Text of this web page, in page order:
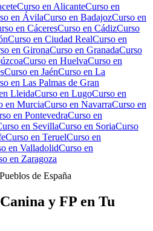
Curso en AlicanteCurso en
en ÁvilaCurso en BadajozCurso en
en CáceresCurso en CádizCurso
Curso en Ciudad RealCurso en
en GironaCurso en GranadaCurso
Curso en HuelvaCurso en
Curso en JaénCurso en La
en Las Palmas de Gran
LleidaCurso en LugoCurso en
en MurciaCurso en NavarraCurso en
en PontevedraCurso en
en SevillaCurso en SoriaCurso
Curso en TeruelCurso en
en ValladolidCurso en
en Zaragoza
de España
y FP en Tu